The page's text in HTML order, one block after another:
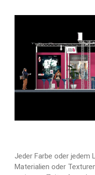
Jeder Farbe oder jedem
Materialien oder